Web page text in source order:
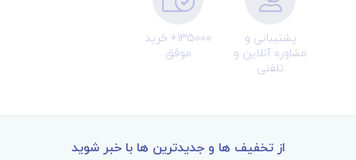
پشتیبانی و
مشاوره آنلاین و
تلفنی
135000+ خرید
موفق
از تخفیف ها و جدیدترین ها با خبر شوید